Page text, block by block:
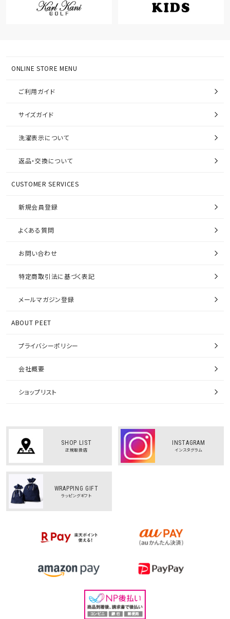
ONLINE STORE MENU
ご利用ガイド
サイズガイド
洗濯表示について
返品・交換について
CUSTOMER SERVICES
新規会員登録
よくある質問
お問い合わせ
特定商取引法に基づく表記
メールマガジン登録
ABOUT PEET
プライバシーポリシー
会社概要
ショップリスト
SHOP LIST
正規取扱店
INSTAGRAM
インスタグラム
WRAPPING GIFT
ラッピングギフト